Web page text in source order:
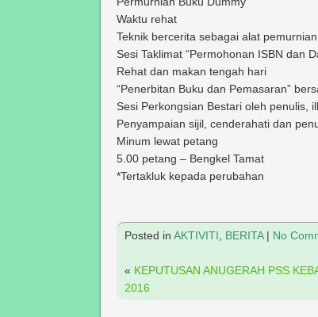
Waktu rehat
Teknik bercerita sebagai alat
Sesi Taklimat “Permohonan ISBN dan
Rehat dan makan tengah hari
“Penerbitan Buku dan Pemasaran”
Sesi Perkongsian Bestari oleh penulis,
Penyampaian sijil, cenderahati dan
Minum lewat petang
5.00 petang – Bengkel Tamat
*Tertakluk kepada perubahan
Posted in AKTIVITI BERITA| No
« KEPUTUSAN ANUGERAH PSS
2016